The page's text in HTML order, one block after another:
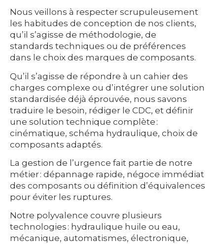
Nous veillons à respecter scrupuleusement
les habitudes de conception de nos clients,
qu’il s’agisse de méthodologie, de
standards techniques ou de préférences
dans le choix des marques de composants.
Qu’il s’agisse de répondre à un cahier des
charges complexe ou d’intégrer une solution
standardisée déjà éprouvée, nous savons
traduire le besoin, rédiger le CDC, et définir
une solution technique complète :
cinématique, schéma hydraulique, choix de
composants adaptés.
La gestion de l’urgence fait partie de notre
métier : dépannage rapide, négoce immédiat
des composants ou définition d’équivalences
pour éviter les ruptures.
Notre polyvalence couvre plusieurs
technologies : hydraulique huile ou eau,
mécanique, automatismes, électronique,